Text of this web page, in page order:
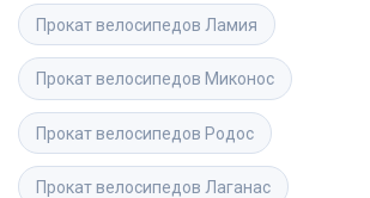
Прокат велосипедов Ламия
Прокат велосипедов Миконос
Прокат велосипедов Родос
Прокат велосипедов Лаганас